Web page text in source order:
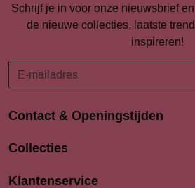
Schrijf je in voor onze nieuwsbrief
de nieuwe collecties, laatste
inspireren!
Contact & Openingstijden
Langestraat 94-96
033 4690704
Collecties
Klantenservice